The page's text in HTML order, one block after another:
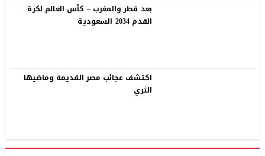
بعد قطر والمغرب – كأس العالم لكرة
القدم 2034 السعودية
اكتشف عجائب مصر القديمة وماضيها
الثري